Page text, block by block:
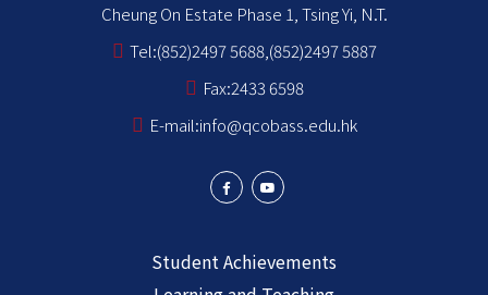
Cheung On Estate Phase 1, Tsing Yi, N.T.
Tel:(852)2497 5688,(852)2497 5887
Fax:2433 6598
E-mail:info@qcobass.edu.hk
Student Achievements